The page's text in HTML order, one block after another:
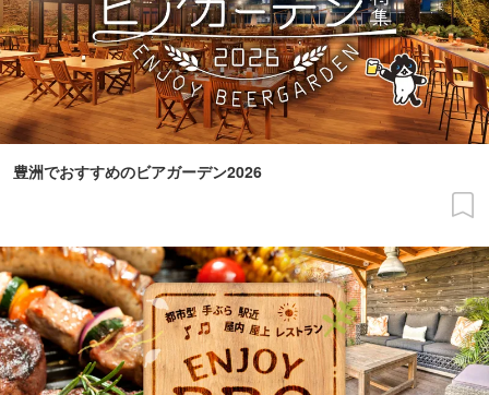
豊洲でおすすめのビアガーデン2026